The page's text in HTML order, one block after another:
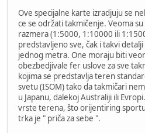
Ove specijalne karte izradjuju se
ce se održati takmičenje. Veoma
razmera (1:5000, 1:10000 ili
predstavljeno sve, čak i takvi
jednog metra. One moraju biti
obezbedjivale fer uslove za sve
kojima se predstavlja teren
svetu (ISOM) tako da takmičari
u Japanu, dalekoj Australiji ili
vrste terena, što orijentiring
trka je " priča za sebe ".